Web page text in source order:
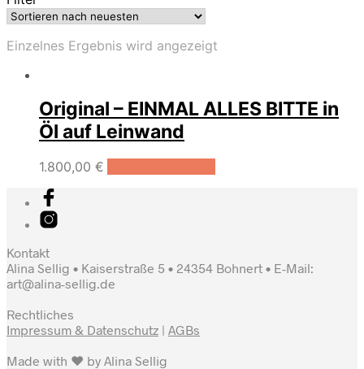
Einzelnes Ergebnis wird angezeigt
Original – EINMAL ALLES BITTE in
Öl auf Leinwand
1.800,00 €
Kontakt
Alina Sellig • Kaiserstraße 5 • 24354 Bohnert • E-Mail:
art@alina-sellig.de
Rechtliches
Impressum & Datenschutz | AGBs
Made with ♥ by Alina Sellig